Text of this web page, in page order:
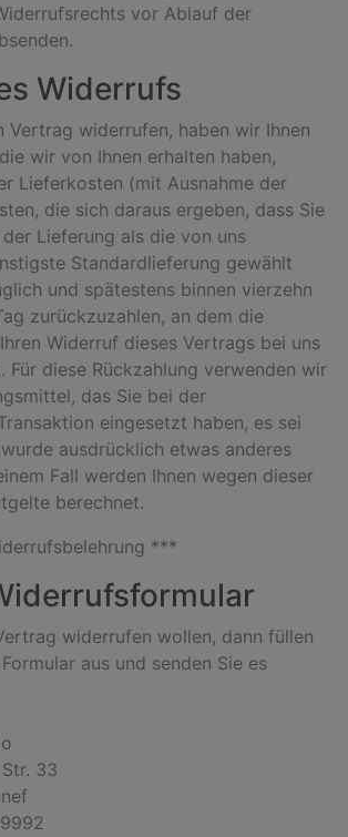
vor Ablauf der
Widerrufs
Vertrag widerrufen, haben wir Ihnen
wir von Ihnen erhalten haben,
Lieferkosten (mit Ausnahme der
die sich daraus ergeben, dass Sie
Lieferung als die von uns
Standardlieferung gewählt
und spätestens binnen vierzehn
zurückzuzahlen, an dem die
Widerruf dieses Vertrags bei uns
Für diese Rückzahlung verwenden wir
das Sie bei der
eingesetzt haben, es sei
ausdrücklich etwas anderes
Fall werden Ihnen wegen dieser
berechnet.
***
widerrufen wollen, dann füllen
aus und senden Sie es
33